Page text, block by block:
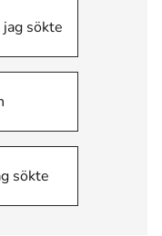
sökte
sökte